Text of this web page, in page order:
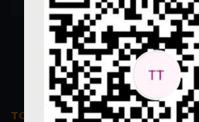
Human Lanterns
TOP PHIM BỘ